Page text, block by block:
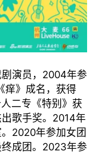
演员，2004年参
痒》成名，获得
二专《特别》获
歌手奖。2014年
2020年参加女团
成团。2023年参